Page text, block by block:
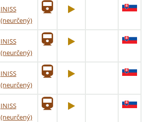
INISS
(neurčený)
INISS
(neurčený)
INISS
(neurčený)
INISS
(neurčený)